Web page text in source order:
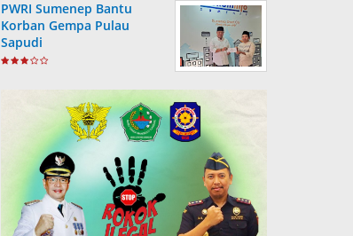
PWRI Sumenep Bantu
Korban Gempa Pulau
Sapudi